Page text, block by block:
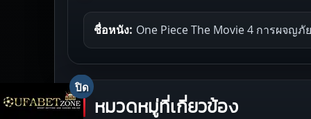
ชื่อหนัง: One Piece The Movie 4 การผจญภั
หมวดหมู่ที่เกี่ยวข้อง